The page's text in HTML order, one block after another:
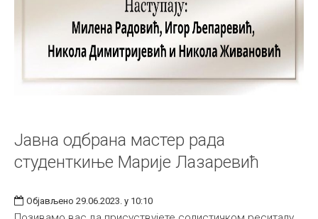
Јавна одбрана мастер рада
студенткиње Марије Лазаревић
Објављено 29.06.2023. у 10:10